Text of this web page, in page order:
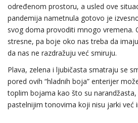
određenom prostoru, a usled ove
pandemija nametnula gotovo je
svog doma provoditi mnogo vremena.
stresne, pa boje oko nas treba da
da nas ne razdražuju već smiruju.
Plava, zelena i ljubičasta smatraju se
pored ovih “hladnih boja” enterijer
toplim bojama kao što su narandžasta,
pastelnijim tonovima koji nisu jarki već